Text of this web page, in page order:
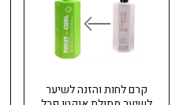
קרם לחות והזנה לשיער